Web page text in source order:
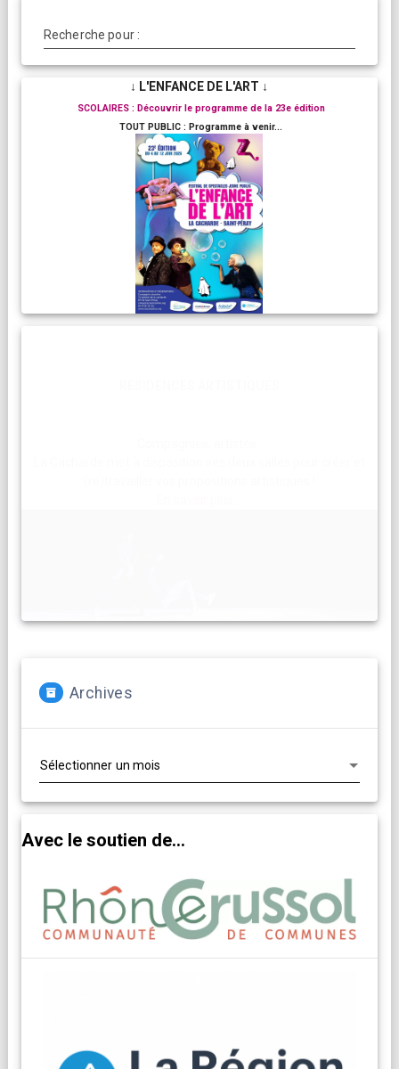
Recherche pour :
↓ L'ENFANCE DE L'ART ↓
SCOLAIRES : Découvrir le programme de la 23e édition
TOUT PUBLIC : Programme à venir...
Archives
Avec le soutien de...